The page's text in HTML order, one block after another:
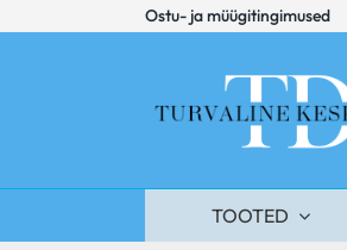
to
Ostu- ja müügitingimused
TOOTED